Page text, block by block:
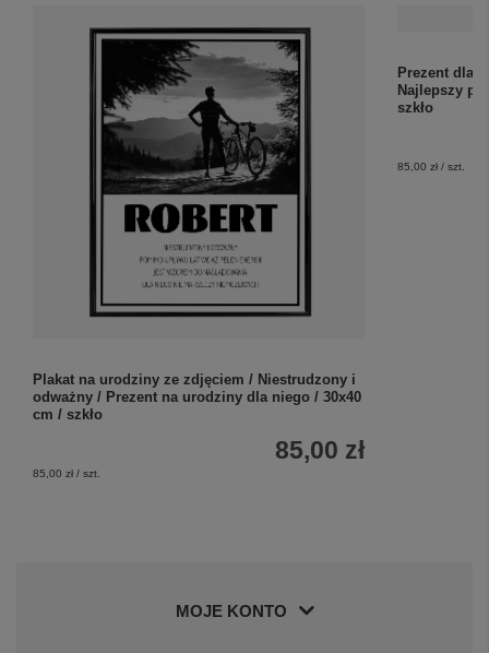
Plakat na urodziny ze zdjęciem / Niestrudzony i
odważny / Prezent na urodziny dla niego / 30x40
cm / szkło
85,00 zł
85,00 zł / szt.
MOJE KONTO